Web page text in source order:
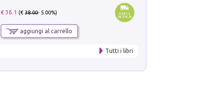
€ 36.1 (€38.00- 5.00%)
aggiungi al carrello
Tutti i libri